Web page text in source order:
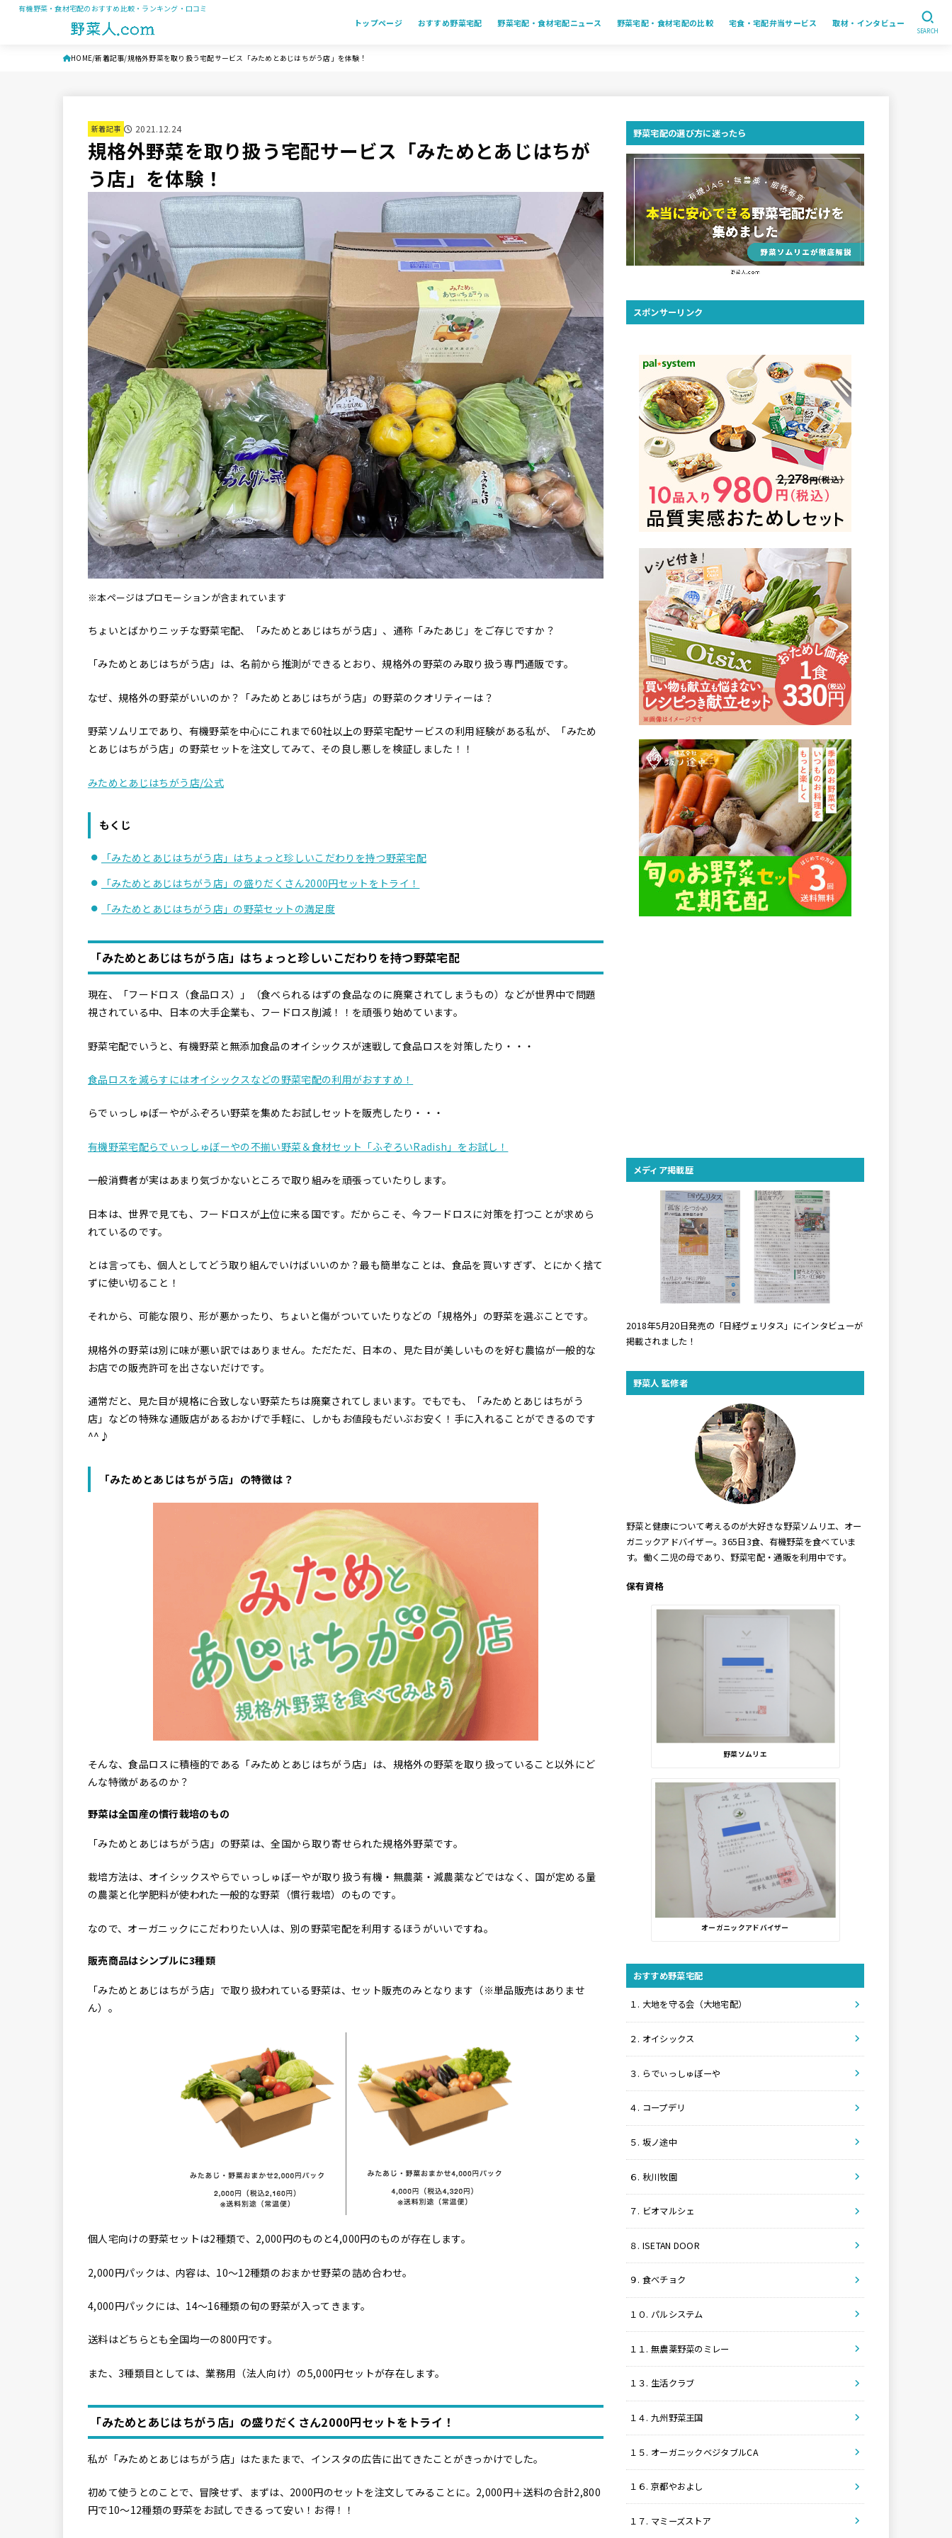
有機野菜・食材宅配のおすすめ比較・ランキング・口コミ
トップページ おすすめ野菜宅配 野菜宅配・食材宅配ニュース 野菜宅配・食材宅配の比較 宅食・宅配弁当サービス 取材・インタビュー
SEARCH
HOME 新着記事 規格外野菜を取り扱う宅配サービス「みためとあじはちがう店」を体験！
新着記事 2021.12.24
規格外野菜を取り扱う宅配サービス「みためとあじはちが
う店」を体験！
※本ページはプロモーションが含まれています
ちょいとばかりニッチな野菜宅配、「みためとあじはちがう店」、通称「みたあじ」をご存じですか？
「みためとあじはちがう店」は、名前から推測ができるとおり、規格外の野菜のみ取り扱う専門通販です。
なぜ、規格外の野菜がいいのか？「みためとあじはちがう店」の野菜のクオリティーは？
野菜ソムリエであり、有機野菜を中心にこれまで60社以上の野菜宅配サービスの利用経験がある私が、「みため
とあじはちがう店」の野菜セットを注文してみて、その良し悪しを検証しました！！
みためとあじはちがう店/公式
もくじ
「みためとあじはちがう店」はちょっと珍しいこだわりを持つ野菜宅配
「みためとあじはちがう店」の盛りだくさん2000円セットをトライ！
「みためとあじはちがう店」の野菜セットの満足度
「みためとあじはちがう店」はちょっと珍しいこだわりを持つ野菜宅配
現在、「フードロス（食品ロス）」（食べられるはずの食品なのに廃棄されてしまうもの）などが世界中で問題
視されている中、日本の大手企業も、フードロス削減！！を頑張り始めています。
野菜宅配でいうと、有機野菜と無添加食品のオイシックスが速戦して食品ロスを対策したり・・・
食品ロスを減らすにはオイシックスなどの野菜宅配の利用がおすすめ！
らでぃっしゅぼーやがふぞろい野菜を集めたお試しセットを販売したり・・・
有機野菜宅配らでぃっしゅぼーやの不揃い野菜＆食材セット「ふぞろいRadish」をお試し！
一般消費者が実はあまり気づかないところで取り組みを頑張っていたりします。
日本は、世界で見ても、フードロスが上位に来る国です。だからこそ、今フードロスに対策を打つことが求めら
れているのです。
とは言っても、個人としてどう取り組んでいけばいいのか？最も簡単なことは、食品を買いすぎず、とにかく捨て
ずに使い切ること！
それから、可能な限り、形が悪かったり、ちょいと傷がついていたりなどの「規格外」の野菜を選ぶことです。
規格外の野菜は別に味が悪い訳ではありません。ただただ、日本の、見た目が美しいものを好む農協が一般的な
お店での販売許可を出さないだけです。
通常だと、見た目が規格に合致しない野菜たちは廃棄されてしまいます。でもでも、「みためとあじはちがう
店」などの特殊な通販店があるおかげで手軽に、しかもお値段もだいぶお安く！手に入れることができるのです
^^♪
「みためとあじはちがう店」の特徴は？
そんな、食品ロスに積極的である「みためとあじはちがう店」は、規格外の野菜を取り扱っていること以外にど
んな特徴があるのか？
野菜は全国産の慣行栽培のもの
「みためとあじはちがう店」の野菜は、全国から取り寄せられた規格外野菜です。
栽培方法は、オイシックスやらでぃっしゅぼーやが取り扱う有機・無農薬・減農薬などではなく、国が定める量
の農薬と化学肥料が使われた一般的な野菜（慣行栽培）のものです。
なので、オーガニックにこだわりたい人は、別の野菜宅配を利用するほうがいいですね。
販売商品はシンプルに3種類
「みためとあじはちがう店」で取り扱われている野菜は、セット販売のみとなります（※単品販売はありませ
ん）。
個人宅向けの野菜セットは2種類で、2,000円のものと4,000円のものが存在します。
2,000円パックは、内容は、10〜12種類のおまかせ野菜の詰め合わせ。
4,000円パックには、14〜16種類の旬の野菜が入ってきます。
送料はどちらとも全国均一の800円です。
また、3種類目としては、業務用（法人向け）の5,000円セットが存在します。
「みためとあじはちがう店」の盛りだくさん2000円セットをトライ！
私が「みためとあじはちがう店」はたまたまで、インスタの広告に出てきたことがきっかけでした。
初めて使うとのことで、冒険せず、まずは、2000円のセットを注文してみることに。2,000円＋送料の合計2,800
円で10〜12種類の野菜をお試しできるって安い！お得！！
野菜宅配の選び方に迷ったら
スポンサーリンク
メディア掲載歴
2018年5月20日発売の「日経ヴェリタス」にインタビューが
掲載されました！
野菜人 監修者
野菜と健康について考えるのが大好きな野菜ソムリエ、オー
ガニックアドバイザー。365日3食、有機野菜を食べていま
す。働く二児の母であり、野菜宅配・通販を利用中です。
保有資格
野菜ソムリエ
オーガニックアドバイザー
おすすめ野菜宅配
１. 大地を守る会（大地宅配）
２. オイシックス
３. らでぃっしゅぼーや
４. コープデリ
５. 坂ノ途中
６. 秋川牧園
７. ビオマルシェ
８. ISETAN DOOR
９. 食べチョク
１０. パルシステム
１１. 無農薬野菜のミレー
１３. 生活クラブ
１４. 九州野菜王国
１５. オーガニックベジタブルCA
１６. 京都やおよし
１７. マミーズストア